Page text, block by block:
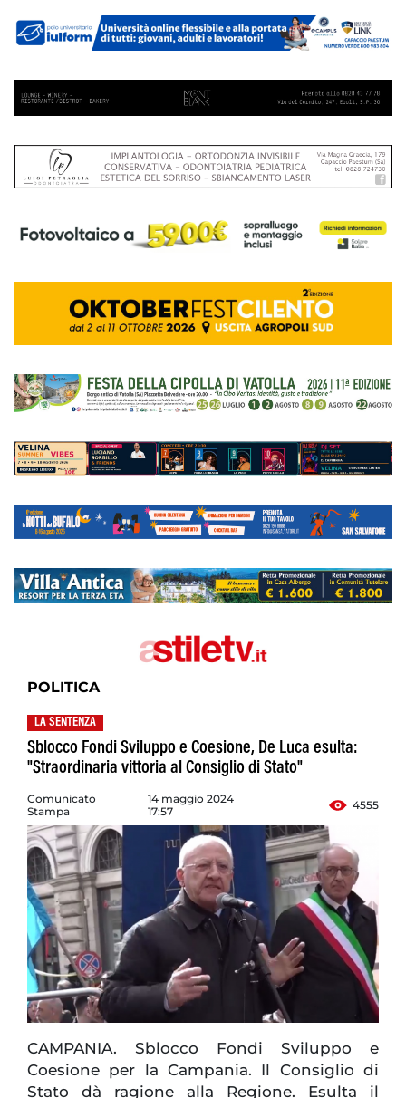
POLITICA
LA SENTENZA
Sblocco Fondi Sviluppo e Coesione, De Luca esulta:
"Straordinaria vittoria al Consiglio di Stato"
Comunicato
Stampa
14 maggio 2024
17:57
4555
CAMPANIA. Sblocco Fondi Sviluppo e
Coesione per la Campania. Il Consiglio di
Stato dà ragione alla Regione. Esulta il